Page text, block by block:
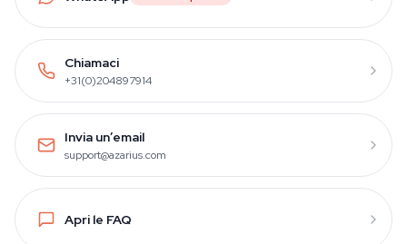
Chiamaci
+31(0)204897914
Invia un’email
support@azarius.com
Apri le FAQ